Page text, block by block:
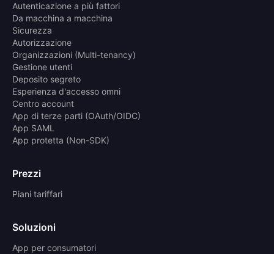
Autenticazione a più fattori
Da macchina a macchina
Sicurezza
Autorizzazione
Organizzazioni (Multi-tenancy)
Gestione utenti
Deposito segreto
Esperienza d'accesso omni
Centro account
App di terze parti (OAuth/OIDC)
App SAML
App protetta (Non-SDK)
Prezzi
Piani tariffari
Soluzioni
App per consumatori